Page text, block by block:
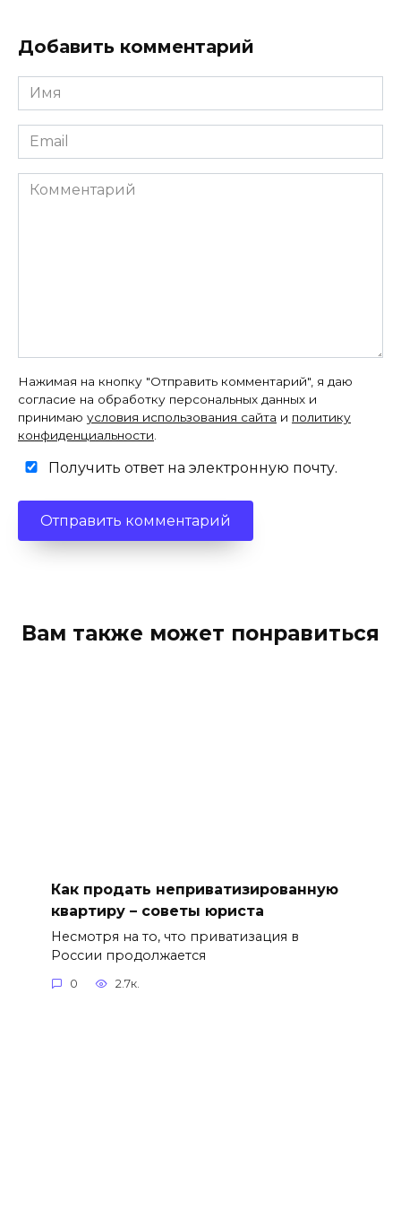
Добавить комментарий
Имя
*
Email
*
Комментарий
Нажимая на кнопку "Отправить комментарий", я даю
согласие на обработку персональных данных и
принимаю условия использования сайта и политику
конфиденциальности
Получить ответ на электронную почту.
Вам также может понравиться
Как продать неприватизированную
квартиру – советы юриста
Несмотря на то, что приватизация в
России продолжается
0 2.7к.